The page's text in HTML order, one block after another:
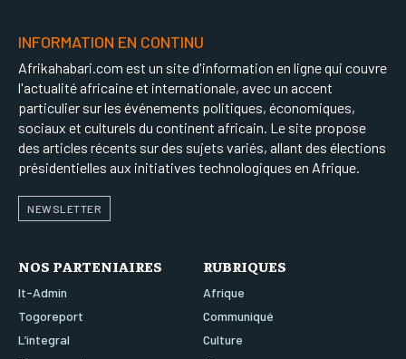
INFORMATION EN CONTINU
Afrikahabari.com est un site d'information en ligne qui couvre
l'actualité africaine et internationale, avec un accent
particulier sur les événements politiques, économiques,
sociaux et culturels du continent africain. Le site propose
des articles récents sur des sujets variés, allant des élections
présidentielles aux initiatives technologiques en Afrique.
NEWSLETTER
NOS PARTENIAIRES
It-Admin
Togoreport
L’integral
RUBRIQUES
Afrique
Communiqué
Culture